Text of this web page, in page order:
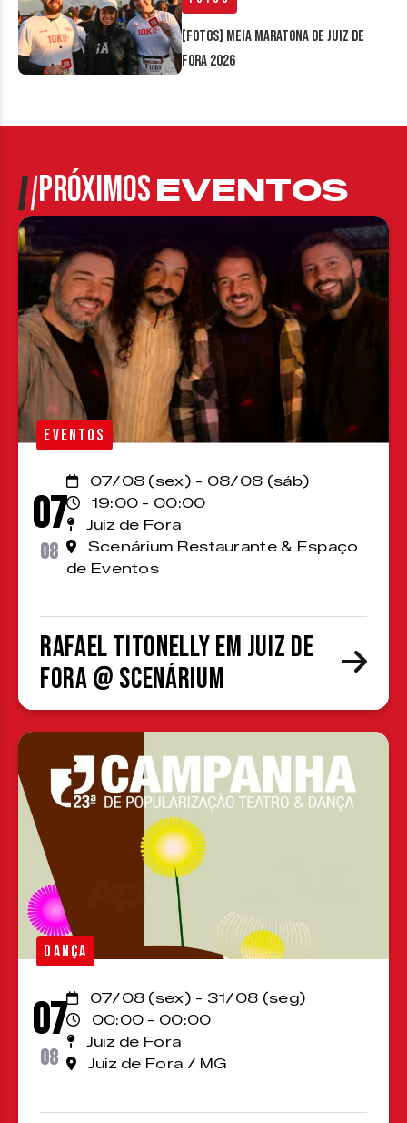
[FOTOS] Meia Maratona de Juiz de
Fora 2026
PRÓXIMOSEVENTOS
EVENTOS
07
08
07/08 (sex) - 08/08 (sáb)
19:00 - 00:00
Juiz de Fora
Scenárium Restaurante & Espaço
de Eventos
Rafael Titonelly em Juiz de
Fora @ Scenárium
DANÇA
07
08
07/08 (sex) - 31/08 (seg)
00:00 - 00:00
Juiz de Fora
Juiz de Fora / MG